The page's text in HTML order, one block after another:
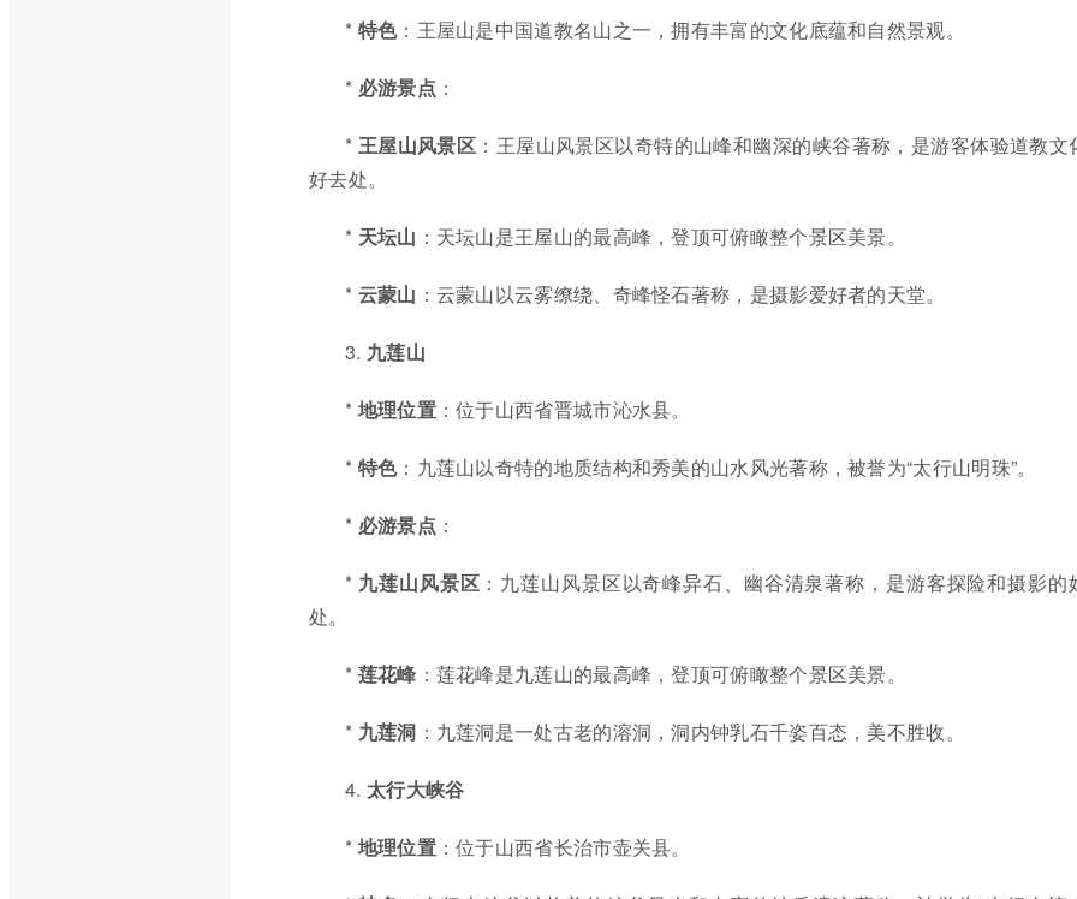
* 特色：王屋山是中国道教名山之一，拥有丰富的文化底蕴和自然景观。
* 必游景点 ：
* 王屋山风景区 ：王屋山风景区以奇特的山峰和幽深的峡谷著称，是游客体验道教文
好去处。
* 天坛山 ：天坛山是王屋山的最高峰，登顶可俯瞰整个景区美景。
* 云蒙山 ：云蒙山以云雾缭绕、奇峰怪石著称，是摄影爱好者的天堂。
3. 九莲山
* 地理位置：位于山西省晋城市沁水县。
* 特色：九莲山以奇特的地质结构和秀美的山水风光著称，被誉为“太行山明珠”。
* 必游景点 ：
* 九莲山风景区 ：九莲山风景区以奇峰异石、幽谷清泉著称，是游客探险和摄影的
处。
* 莲花峰 ：莲花峰是九莲山的最高峰，登顶可俯瞰整个景区美景。
* 九莲洞 ：九莲洞是一处古老的溶洞，洞内钟乳石千姿百态，美不胜收。
4. 太行大峡谷
* 地理位置：位于山西省长治市壶关县。